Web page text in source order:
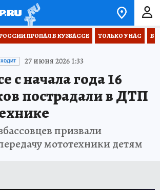
ПРОПАЛ В КУЗБАССЕ ТОЛЬКО У НАС
27 июня 2026 1:33
с начала года 16
пострадали в ДТП
призвали
мототехники детям